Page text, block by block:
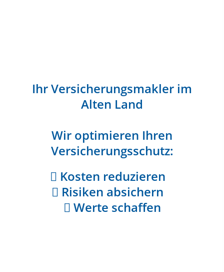
Ihr Versicherungsmakler im
Alten Land
Wir optimieren Ihren
Versicherungsschutz:
Kosten reduzieren
Risiken absichern
Werte schaffen